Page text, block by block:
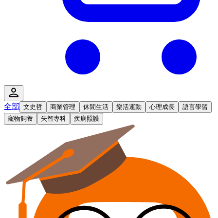
全部 文史哲 商業管理 休閒生活 樂活運動 心理成長
語言學習
寵物飼養
失智專科 疾病照護